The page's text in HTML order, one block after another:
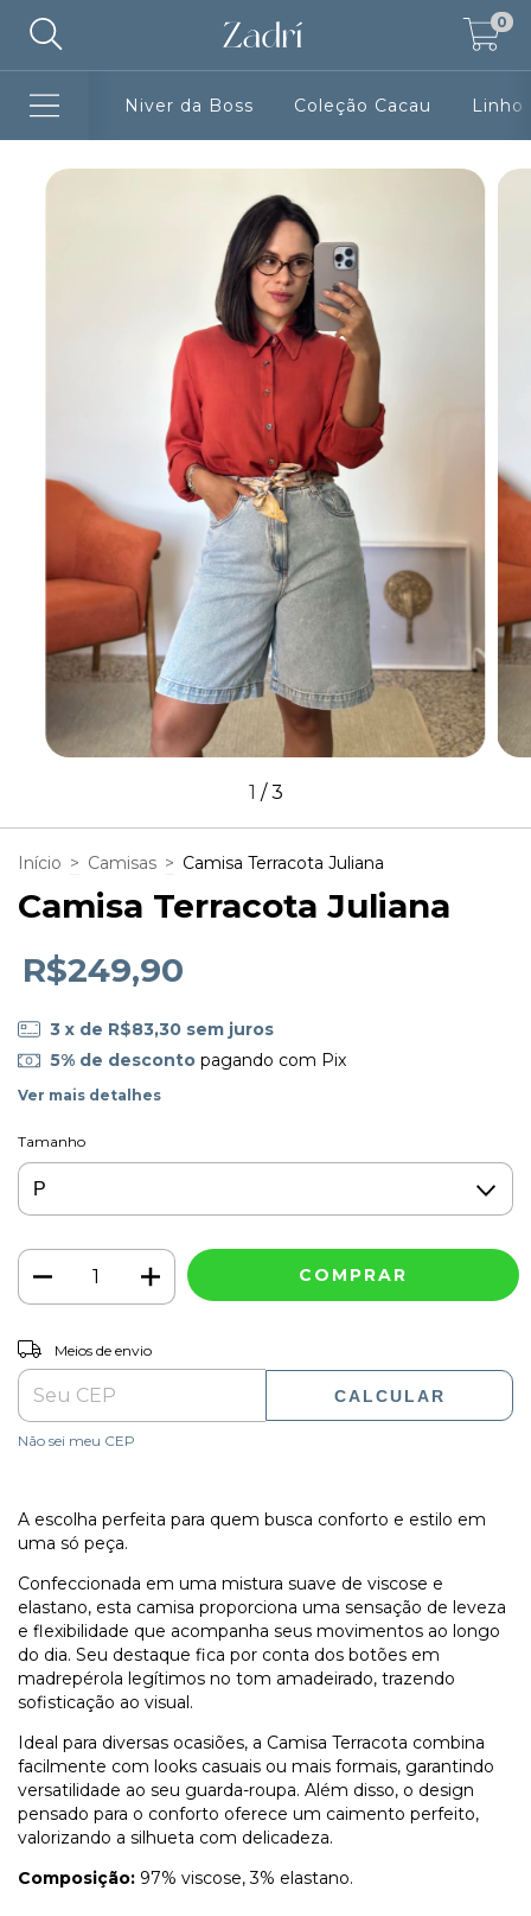
0
Niver da Boss Coleção Cacau Linho
1 /3
Início > Camisas > Camisa Terracota Juliana
Camisa Terracota Juliana
R$249,90
3 x de R$83,30 sem juros
5% de descontopagando com Pix
Ver mais detalhes
Tamanho
Entregas para o CEP:
Meios de envio
CALCULAR
Não sei meu CEP
A escolha perfeita para quem busca conforto e estilo em
uma só peça.
Confeccionada em uma mistura suave de viscose e
elastano, esta camisa proporciona uma sensação de leveza
e flexibilidade que acompanha seus movimentos ao longo
do dia. Seu destaque fica por conta dos botões em
madrepérola legítimos no tom amadeirado, trazendo
sofisticação ao visual.
Ideal para diversas ocasiões, a Camisa Terracota combina
facilmente com looks casuais ou mais formais, garantindo
versatilidade ao seu guarda-roupa. Além disso, o design
pensado para o conforto oferece um caimento perfeito,
valorizando a silhueta com delicadeza.
Composição: 97% viscose, 3% elastano.